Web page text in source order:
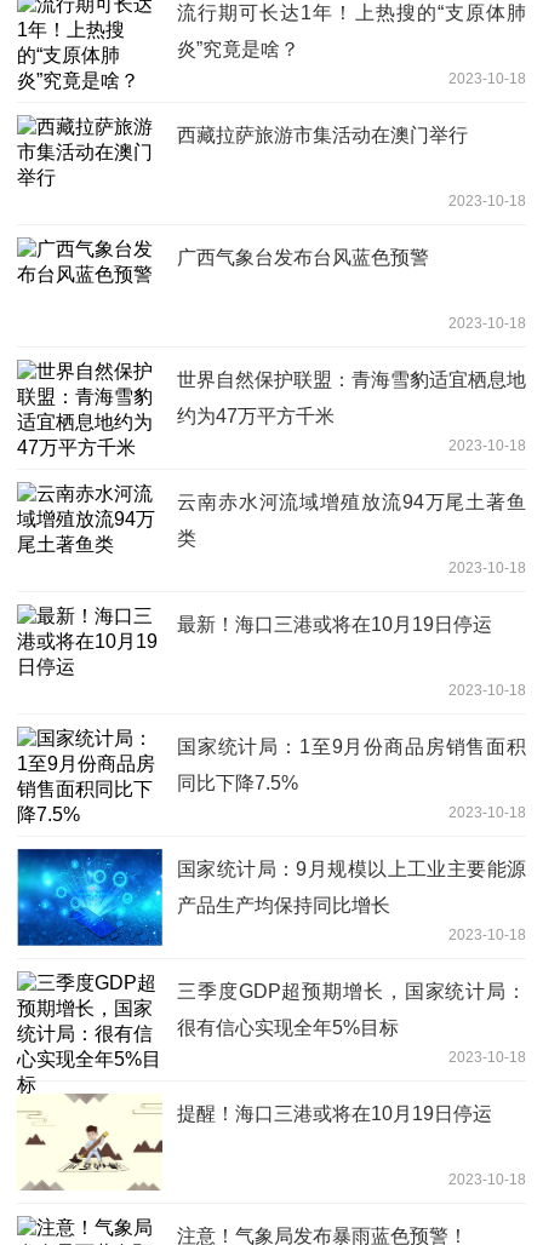
流行期可长达1年！上热搜的“支原体肺
炎”究竟是啥？
2023-10-18
西藏拉萨旅游市集活动在澳门举行
2023-10-18
广西气象台发布台风蓝色预警
2023-10-18
世界自然保护联盟：青海雪豹适宜栖息地
约为47万平方千米
2023-10-18
云南赤水河流域增殖放流94万尾土著鱼
类
2023-10-18
最新！海口三港或将在10月19日停运
2023-10-18
国家统计局：1至9月份商品房销售面积
同比下降7.5%
2023-10-18
国家统计局：9月规模以上工业主要能源
产品生产均保持同比增长
2023-10-18
三季度GDP超预期增长，国家统计局：
很有信心实现全年5%目标
2023-10-18
提醒！海口三港或将在10月19日停运
2023-10-18
注意！气象局发布暴雨蓝色预警！